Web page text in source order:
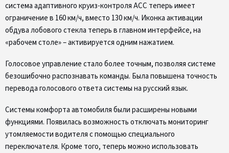
система адаптивного круиз-контроля АСС теперь имеет
ограничение в 160 км/ч, вместо 130 км/ч. Иконка активации
обдува лобового стекла теперь в главном интерфейсе, на
«рабочем столе» – активируется одним нажатием.
Голосовое управление стало более точным, позволяя системе
безошибочно распознавать команды. Была повышена точность
перевода голосового ответа системы на русский язык.
Системы комфорта автомобиля были расширены новыми
функциями. Появилась возможность отключать мониторинг
утомляемости водителя с помощью специального
переключателя. Кроме того, теперь можно использовать